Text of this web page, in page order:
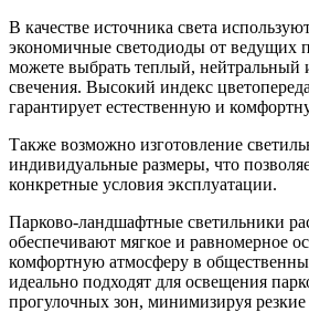
В качестве источника света
экономичные светодиоды от ведущих
можете выбрать теплый, нейтральный
свечения. Высокий индекс
гарантирует естественную и
Также возможно изготовление
индивидуальные размеры, что
конкретные условия эксплуатации.
Парково-ландшафтные светильники
обеспечивают мягкое и равномерное
комфортную атмосферу в
идеально подходят для освещения
прогулочных зон, минимизируя